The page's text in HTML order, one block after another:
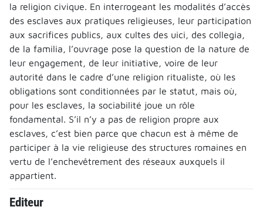
la religion civique. En interrogeant les modalités d’accès
des esclaves aux pratiques religieuses, leur participation
aux sacrifices publics, aux cultes des uici, des collegia,
de la familia, l’ouvrage pose la question de la nature de
leur engagement, de leur initiative, voire de leur
autorité dans le cadre d’une religion ritualiste, où les
obligations sont conditionnées par le statut, mais où,
pour les esclaves, la sociabilité joue un rôle
fondamental. S’il n’y a pas de religion propre aux
esclaves, c’est bien parce que chacun est à même de
participer à la vie religieuse des structures romaines en
vertu de l’enchevêtrement des réseaux auxquels il
appartient.
Editeur